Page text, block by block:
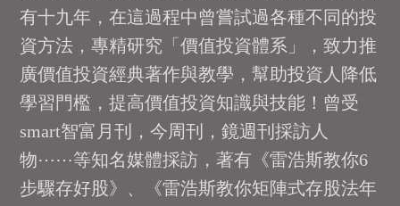
有十九年，在這過程中曾嘗試過各種不同的投
資方法，專精研究「價值投資體系」，致力推
廣價值投資經典著作與教學，幫助投資人降低
學習門檻，提高價值投資知識與技能！曾受
smart智富月刊，今周刊，鏡週刊採訪人
物⋯⋯等知名媒體採訪，著有《雷浩斯教你6
步驟存好股》、《雷浩斯教你矩陣式存股法年